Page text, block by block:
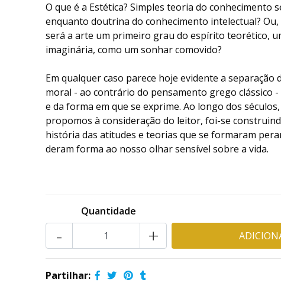
O que é a Estética? Simples teoria do conhecimento
enquanto doutrina do conhecimento intelectual?
será a arte um primeiro grau do espírito teorético,
imaginária, como um sonhar comovido?
Em qualquer caso parece hoje evidente a
moral - ao contrário do pensamento grego clássico
e da forma em que se exprime. Ao longo dos
propomos à consideração do leitor, foi-se
história das atitudes e teorias que se formaram
deram forma ao nosso olhar sensível sobre a vida.
Quantidade
+
-
Partilhar: